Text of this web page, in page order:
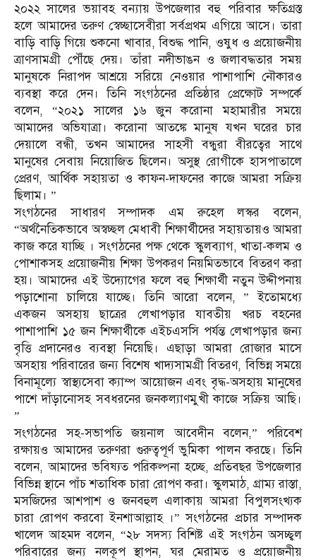
২০২২ সালের ভয়াবহ বন্যায় উপজেলার বহু পরিবার ক্ষতিগ্রস্ত
হলে আমাদের তরুণ স্বেচ্ছাসেবীরা সর্বপ্রথম এগিয়ে আসে। তারা
বাড়ি বাড়ি গিয়ে শুকনো খাবার, বিশুদ্ধ পানি, ওষুধ ও প্রয়োজনীয়
ত্রাণসামগ্রী পৌঁছে দেয়। তাঁরা নদীভাঙন ও জলাবদ্ধতার সময়
মানুষকে নিরাপদ আশ্রয়ে সরিয়ে নেওয়ার পাশাপাশি নৌকারও
ব্যবস্থা করে দেন। তিনি সংগঠনের প্রতিষ্ঠার প্রেক্ষােট সম্পর্কে
বলেন, “২০২১ সালের ১৬ জুন করোনা মহামারীর সময়ে
আমাদের অভিযাত্রা। করোনা আতঙ্কে মানুষ যখন ঘরের চার
দেয়ালে বন্ধী, তখন আমাদের সাহসী বন্ধুরা বীরত্বের সাথে
মানুষের সেবায় নিয়োজিত ছিলেন। অসুস্থ রোগীকে হাসপাতালে
প্রেরণ, আর্থিক সহায়তা ও কাফন-দাফনের কাজে আমরা সক্রিয়
ছিলাম। ”
সংগঠনের সাধারণ সম্পাদক এম রুহেল লস্কর বলেন,
“অর্থনৈতিকভাবে অস্বচ্ছল মেধাবী শিক্ষার্থীদের সহায়তায়ও আমরা
কাজ করে যাচ্ছি । সংগঠনের পক্ষ থেকে স্কুলব্যাগ, খাতা-কলম ও
পোশাকসহ প্রয়োজনীয় শিক্ষা উপকরণ নিয়মিতভাবে বিতরণ করা
হয়। আমাদের এই উদ্যোগের ফলে বহু শিক্ষার্থী নতুন উদ্দীপনায়
পড়াশোনা চালিয়ে যাচ্ছে। তিনি আরো বলেন, ” ইতোমধ্যে
একজন অসহায় ছাত্রের লেখাপড়ার যাবতীয় খরচ বহনের
পাশাপাশি ১৫ জন শিক্ষার্থীকে এইচএসসি পর্যন্ত লেখাপড়ার জন্য
বৃত্তি প্রদানেরও ব্যবস্থা নিয়েছি। এছাড়া আমরা রোজার মাসে
অসহায় পরিবারের জন্য বিশেষ খাদ্যসামগ্রী বিতরণ, বিভিন্ন সময়ে
বিনামূল্যে স্বাস্থ্যসেবা ক্যাম্প আয়োজন এবং বৃদ্ধ-অসহায় মানুষের
পাশে দাঁড়ানোসহ সবধরনের জনকল্যাণমুখী কাজে সক্রিয় আছি।
”
সংগঠনের সহ-সভাপতি জয়নাল আবেদীন বলেন,” পরিবেশ
রক্ষায়ও আমাদের তরুণরা গুরুত্বপূর্ণ ভুমিকা পালন করছে। তিনি
বলেন, আমাদের ভবিষ্যত পরিকল্পনা হচ্ছে, প্রতিবছর উপজেলার
বিভিন্ন স্থানে পাঁচ শতাধিক চারা রোপণ করা। স্কুলমাঠ, গ্রাম্য রাস্তা,
মসজিদের আশপাশ ও জনবহুল এলাকায় আমরা বিপুলসংখ্যক
চারা রোপণ করবো ইনশাআল্লাহ ।” সংগঠনের প্রচার সম্পাদক
খালেদ আহমদ বলেন, “২৮ সদস্য বিশিষ্ট এই সংগঠন অসচ্ছ্বল
পরিবারের জন্য নলকূপ স্থাপন, ঘর মেরামত ও প্রয়োজনীয়